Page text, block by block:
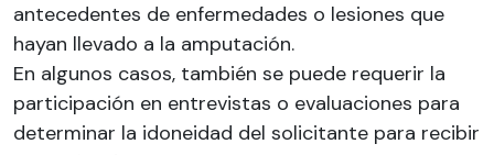
antecedentes de enfermedades o lesiones que
hayan llevado a la amputación.
En algunos casos, también se puede requerir la
participación en entrevistas o evaluaciones para
determinar la idoneidad del solicitante para recibir